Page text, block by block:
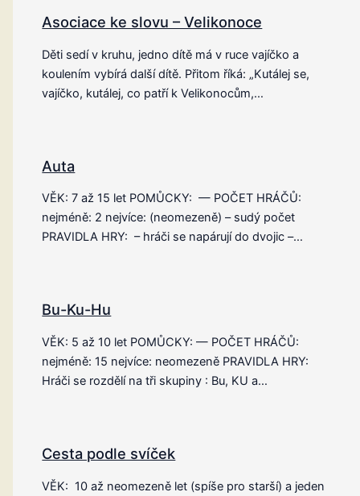
Asociace ke slovu – Velikonoce
Děti sedí v kruhu, jedno dítě má v ruce vajíčko a
koulením vybírá další dítě. Přitom říká: „Kutálej se,
vajíčko, kutálej, co patří k Velikonocům,…
Auta
VĚK: 7 až 15 let POMŮCKY: — POČET HRÁČŮ:
nejméně: 2 nejvíce: (neomezeně) – sudý počet
PRAVIDLA HRY: – hráči se napárují do dvojic –…
Bu-Ku-Hu
VĚK: 5 až 10 let POMŮCKY: — POČET HRÁČŮ:
nejméně: 15 nejvíce: neomezeně PRAVIDLA HRY:
Hráči se rozdělí na tři skupiny : Bu, KU a…
Cesta podle svíček
VĚK: 10 až neomezeně let (spíše pro starší) a jeden